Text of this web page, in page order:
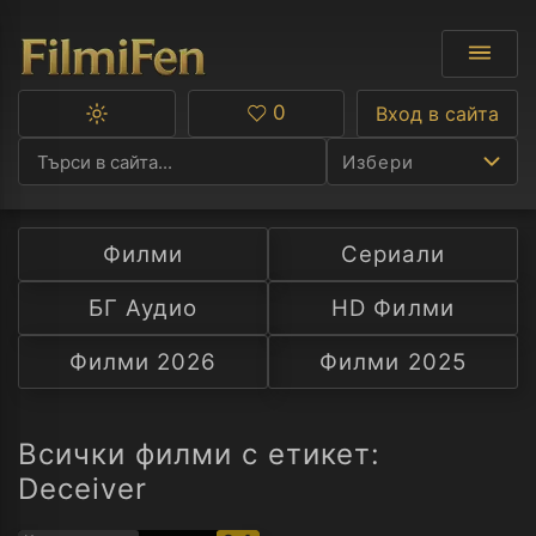
Избери
Ф
С
А
Превключване
тъмна
тема
Любими
0 Вход в сайта
Филми
Сериали
БГ Аудио
HD Филми
Филми 2026
Филми 2025
Всички филми с етикет:
Deceiver